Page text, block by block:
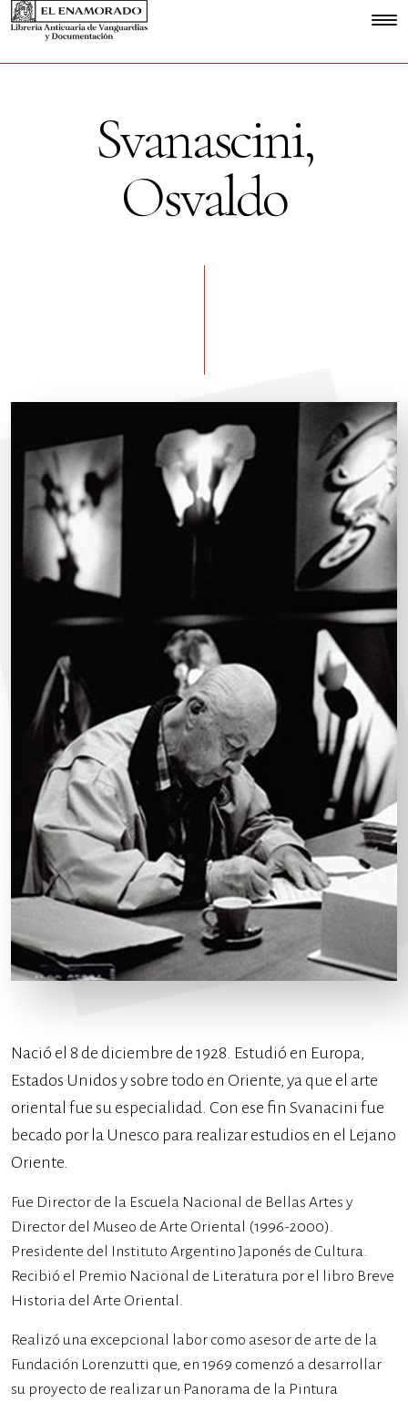
Svanascini,
Osvaldo
Nació el 8 de diciembre de 1928. Estudió en Europa,
Estados Unidos y sobre todo en Oriente, ya que el arte
oriental fue su especialidad. Con ese fin Svanacini fue
becado por la Unesco para realizar estudios en el Lejano
Oriente.
Fue Director de la Escuela Nacional de Bellas Artes y
Director del Museo de Arte Oriental (1996-2000).
Presidente del Instituto Argentino Japonés de Cultura.
Recibió el Premio Nacional de Literatura por el libro Breve
Historia del Arte Oriental.
Realizó una excepcional labor como asesor de arte de la
Fundación Lorenzutti que, en 1969 comenzó a desarrollar
su proyecto de realizar un Panorama de la Pintura